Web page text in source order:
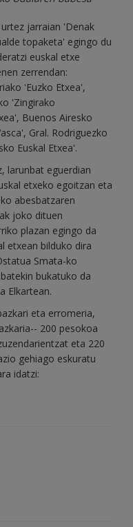
urtez jarraian 'Denak
topaketa' egingo du
euskal etxe
zerrendan:
'Euzko Etxea',
'Zingirako
Buenos Airesko
Gral. Rodriguezko
Euskal Etxea'.
larunbat eguerdian
etxeko egoitzan eta
abesbatzaren
joko dituen
plazan egingo da
etxean bilduko dira
Smata-ko
bukatuko da
Elkartean.
eta erromeria,
200 pesokoa
eta 220
gehiago eskuratu
idatzi: